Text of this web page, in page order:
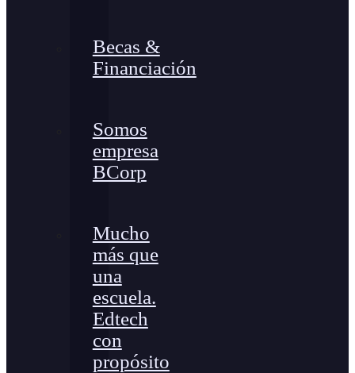
Becas &
Financiación
Somos
empresa
BCorp
Mucho
más que
una
escuela.
Edtech
con
propósito